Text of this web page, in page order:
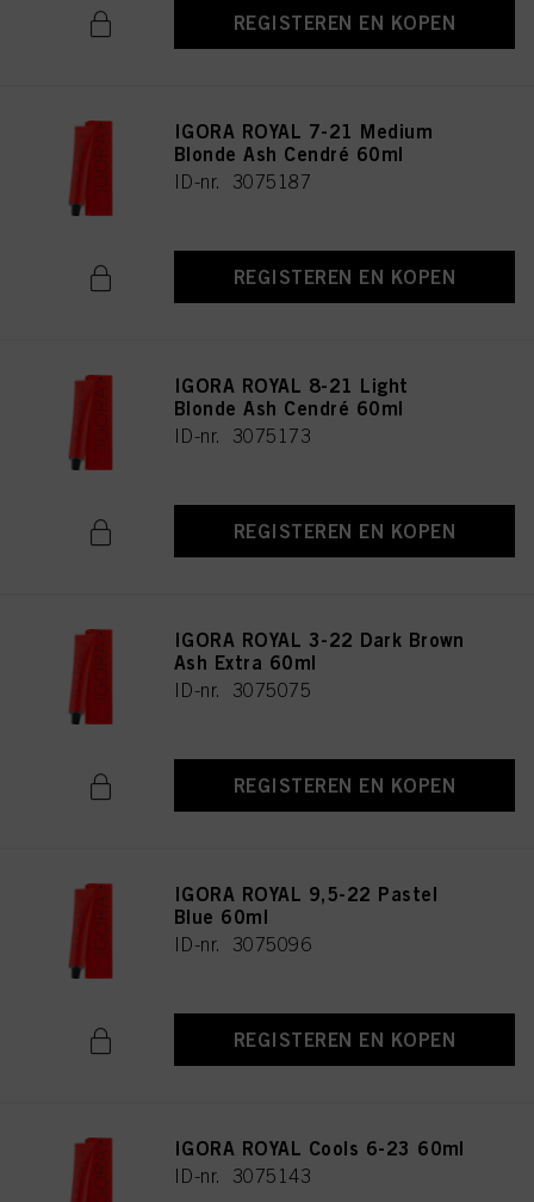
REGISTEREN EN KOPEN
IGORA ROYAL 7-21 Medium
Blonde Ash Cendré 60ml
ID-nr. 3075187
REGISTEREN EN KOPEN
IGORA ROYAL 8-21 Light
Blonde Ash Cendré 60ml
ID-nr. 3075173
REGISTEREN EN KOPEN
IGORA ROYAL 3-22 Dark Brown
Ash Extra 60ml
ID-nr. 3075075
REGISTEREN EN KOPEN
IGORA ROYAL 9,5-22 Pastel
Blue 60ml
ID-nr. 3075096
REGISTEREN EN KOPEN
IGORA ROYAL Cools 6-23 60ml
ID-nr. 3075143